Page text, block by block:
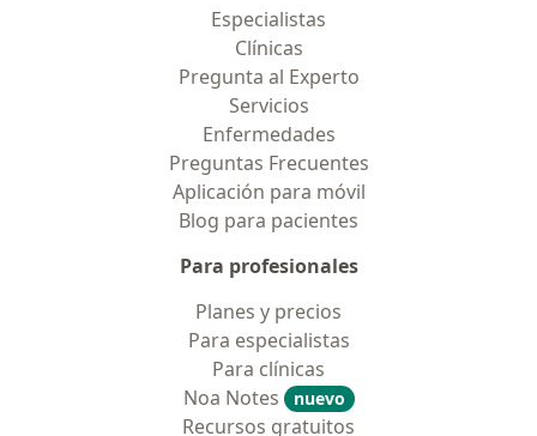
Especialistas
Clínicas
Pregunta al Experto
Servicios
Enfermedades
Preguntas Frecuentes
Aplicación para móvil
Blog para pacientes
Para profesionales
Planes y precios
Para especialistas
Para clínicas
Noa Notes
nuevo
Recursos gratuitos